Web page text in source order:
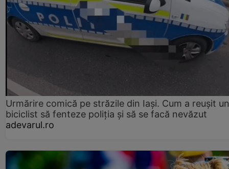
Urmărire comică pe străzile din Iași. Cum a reușit un
biciclist să fenteze poliția și să se facă nevăzut
adevarul.ro